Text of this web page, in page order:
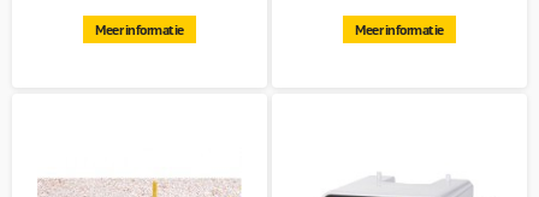
Meer informatie Meer informatie